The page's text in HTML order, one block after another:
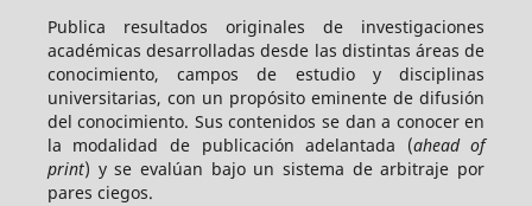
Publica resultados originales de investigaciones
académicas desarrolladas desde las distintas áreas de
conocimiento, campos de estudio y disciplinas
universitarias, con un propósito eminente de difusión
del conocimiento. Sus contenidos se dan a conocer en
la modalidad de publicación adelantada (ahead of
print) y se evalúan bajo un sistema de arbitraje por
pares ciegos.